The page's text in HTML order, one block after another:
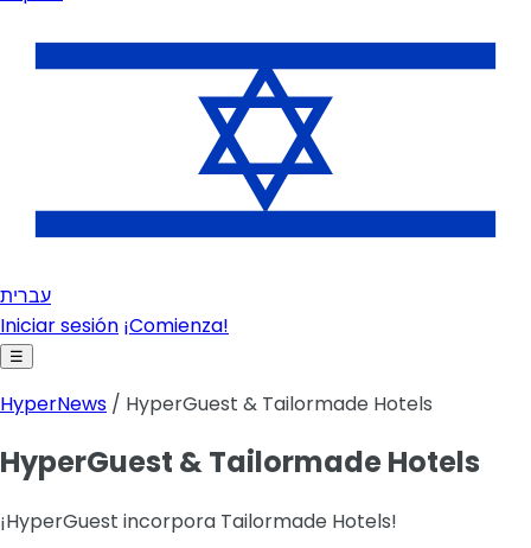
עברית
Iniciar sesión ¡Comienza!
☰
HyperNews / HyperGuest & Tailormade Hotels
HyperGuest & Tailormade Hotels
¡HyperGuest incorpora Tailormade Hotels!